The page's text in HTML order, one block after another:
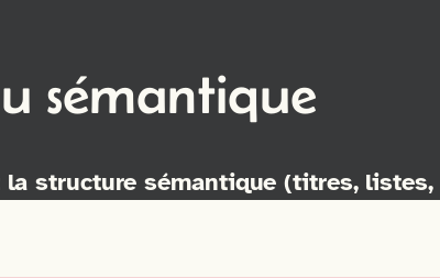
sémantique
structure sémantique (titres, listes,